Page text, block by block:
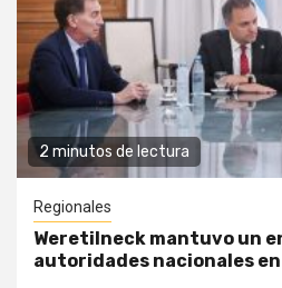
2 minutos de lectura
Regionales
Weretilneck mantuvo un
autoridades nacionales en